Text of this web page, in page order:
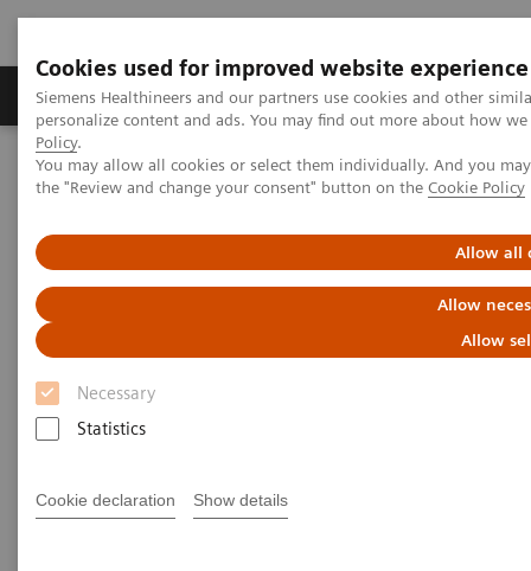
Cookies used for improved website experience
Siemens Healthineers and our partners use cookies and other
personalize content and ads. You may find out more about how
Policy.
You may allow all cookies or select them individually. And you
the "Review and change your consent" button on the Cookie Policy
Allow all
Allow
Allow
Necessary
Statistics
Cookie declaration Show details
Produits & services Domaines cliniques
Home Services
IT Standards
IHE - Computed Tomography
IHE - SOMATOM Pro.Pulse
IHE - SOMATOM Pro.Pulse
Go back to IHE overview